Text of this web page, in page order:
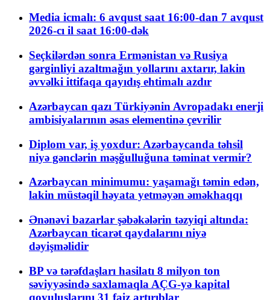
Media icmalı: 6 avqust saat 16:00-dan 7 avqust
2026-cı il saat 16:00-dək
Seçkilərdən sonra Ermənistan və Rusiya
gərginliyi azaltmağın yollarını axtarır, lakin
əvvəlki ittifaqa qayıdış ehtimalı azdır
Azərbaycan qazı Türkiyənin Avropadakı enerji
ambisiyalarının əsas elementinə çevrilir
Diplom var, iş yoxdur: Azərbaycanda təhsil
niyə gənclərin məşğulluğuna təminat vermir?
Azərbaycan minimumu: yaşamağı təmin edən,
lakin müstəqil həyata yetməyən əməkhaqqı
Ənənəvi bazarlar şəbəkələrin təzyiqi altında:
Azərbaycan ticarət qaydalarını niyə
dəyişməlidir
BP və tərəfdaşları hasilatı 8 milyon ton
səviyyəsində saxlamaqla AÇG-yə kapital
qoyuluşlarını 31 faiz artırıblar